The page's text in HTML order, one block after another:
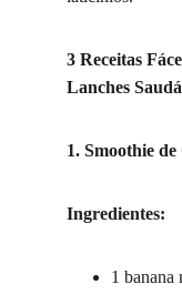
3 Receitas
Lanches
1. Smoothie
Ingredientes:
1 banana